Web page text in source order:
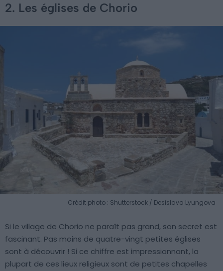
2. Les églises de Chorio
Crédit photo : Shutterstock / Desislava Lyungova
Si le village de Chorio ne paraît pas grand, son secret est
fascinant. Pas moins de quatre-vingt petites églises
sont à découvrir ! Si ce chiffre est impressionnant, la
plupart de ces lieux religieux sont de petites chapelles